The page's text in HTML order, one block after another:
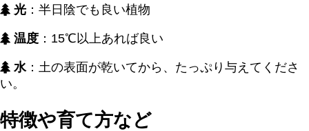
光 ：半日陰でも良い植物
温度 ：15℃以上あれば良い
水：土の表面が乾いてから、たっぷり与えてくださ
い。
特徴や育て方など